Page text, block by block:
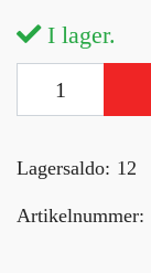
I lager.
Lagersaldo: 12
Artikelnummer: